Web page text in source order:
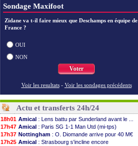
Sondage Maxifoot
Zidane va t-il faire mieux que Deschamps en équipe de
France ?
OUI
NON
Voter
Voir les resultats - Voir les sondages précédents
Actu et transferts 24h/24
18h01 Amical : Lens battu par Sunderland avant le ...
17h47 Amical : Paris SG 1-1 Man Utd (mi-tps)
17h37 Nottingham : O. Diomande arrive pour 40 M€
17h25 Amical : Strasbourg s'incline encore